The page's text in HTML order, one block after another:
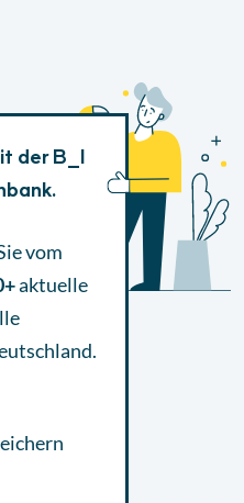
der B_I
vom
aktuelle